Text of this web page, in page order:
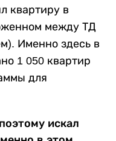
квартиру в
между ТД
Именно здесь в
1 050 квартир
для
искал